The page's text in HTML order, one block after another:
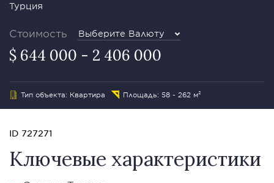
Турция
Стоимость Выберите Валюту
$ 644 000 - 2 406 000
Тип объекта: Квартира Площадь: 58 - 262 м²
ID 727271
Ключевые характеристики